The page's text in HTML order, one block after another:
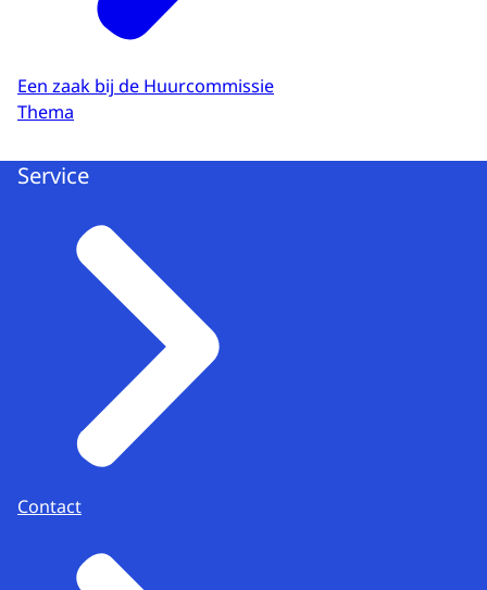
Een zaak bij de Huurcommissie
Thema
Service
Contact